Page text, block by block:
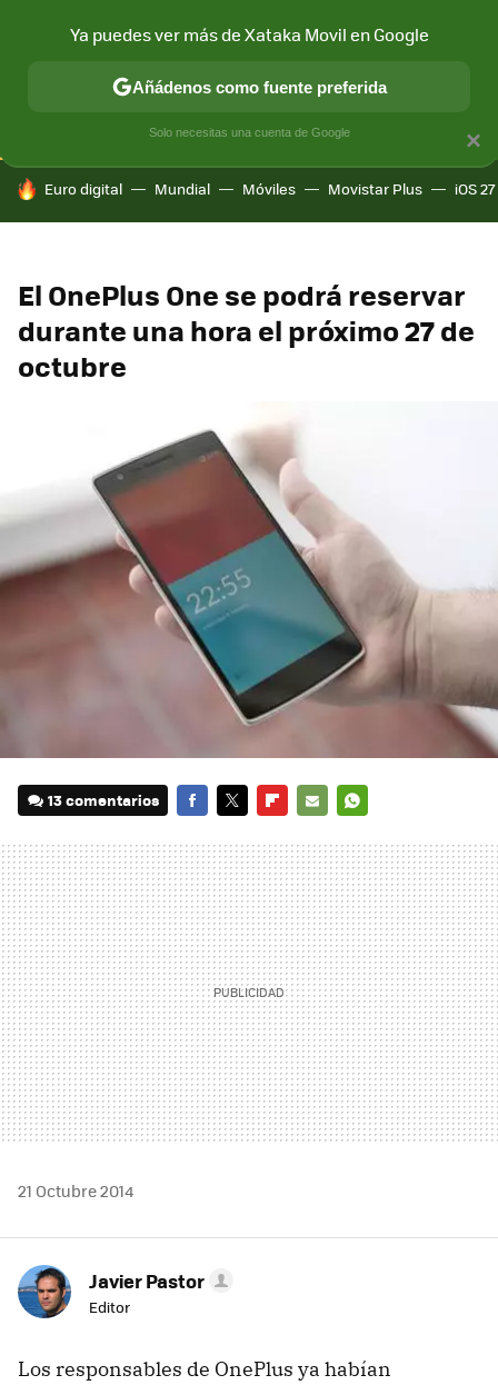
CONECTIVIDAD MÓVIL Y SOCIEDAD APLICACIONES
HOY SE HABLA DE
Euro digital Mundial Móviles Movistar Plus iOS 27
El OnePlus One se podrá reservar
durante una hora el próximo 27 de
octubre
13 comentarios
MAIL
21 Octubre 2014
Javier Pastor
Editor
Los responsables de OnePlus ya habían
×
Ya puedes ver más de Xataka Movil en Google
Añádenos como fuente preferida
Solo necesitas una cuenta de Google